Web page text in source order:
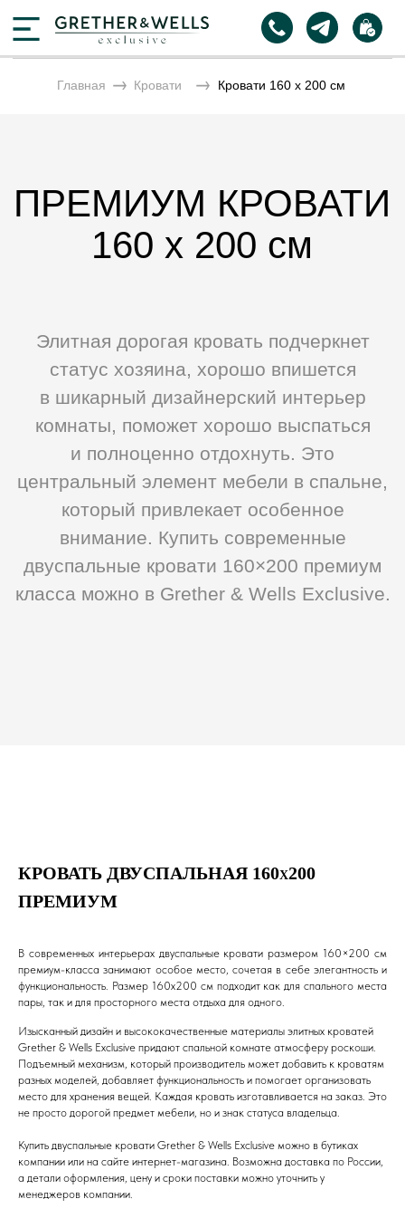
Главная Кровати Кровати 160 х 200 см
Элитная дорогая кровать подчеркнет
центральный элемент мебели в спальне,
который привлекает особенное
внимание. Купить современные
двуспальные кровати 160×200 премиум
класса можно в Grether & Wells Exclusive.
КРОВАТЬ ДВУСПАЛЬНАЯ 160Х200
ПРЕМИУМ
В современных интерьерах двуспальные кровати размером 160×200 см
премиум-класса занимают особое место, сочетая в себе элегантность и
функциональность. Размер 160х200 см подходит как для спального места
пары, так и для просторного места отдыха для одного.
Изысканный дизайн и высококачественные материалы элитных кроватей
Grether & Wells Exclusive придают спальной комнате атмосферу роскоши.
Подъемный механизм, который производитель может добавить к кроватям
разных моделей, добавляет функциональность и помогает организовать
место для хранения вещей. Каждая кровать изготавливается на заказ. Это
не просто дорогой предмет мебели, но и знак статуса владельца.
Купить двуспальные кровати Grether & Wells Exclusive можно в бутиках
компании или на сайте интернет-магазина. Возможна доставка по России,
а детали оформления, цену и сроки поставки можно уточнить у
менеджеров компании.